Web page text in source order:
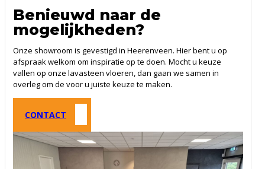
Benieuwd naar de
mogelijkheden?
Onze showroom is gevestigd in Heerenveen. Hier bent u op
afspraak welkom om inspiratie op te doen. Mocht u keuze
vallen op onze lavasteen vloeren, dan gaan we samen in
overleg om de voor u juiste keuze te maken.
CONTACT